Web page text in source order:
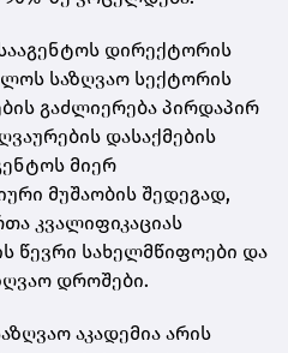
დირექტორის
საზღვაო სექტორის
გაძლიერება პირდაპირ
დასაქმების
მიერ
მუშაობის შედეგად,
კვალიფიკაციას
წევრი სახელმწიფოები და
დროშები.
აკადემია არის